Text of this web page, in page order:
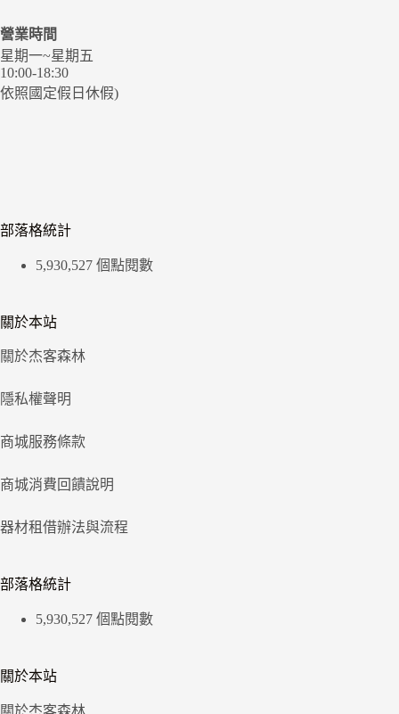
營業時間
星期一~星期五
10:00-18:30
依照國定假日休假)
部落格統計
5,930,527 個點閱數
關於本站
關於杰客森林
隱私權聲明
商城服務條款
商城消費回饋說明
器材租借辦法與流程
部落格統計
5,930,527 個點閱數
關於本站
關於杰客森林